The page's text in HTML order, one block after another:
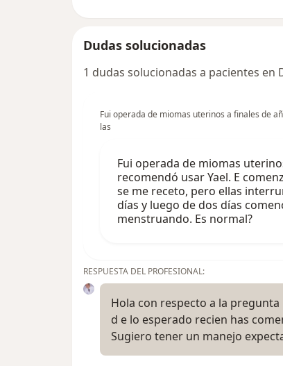
Dudas solucionadas
1 dudas solucionadas a pacientes en
Fui operada de miomas uterinos a finales de
las
Fui operada de miomas
recomendó usar Yael. E
se me receto, pero ellas
días y luego de dos días
menstruando. Es normal?
RESPUESTA DEL PROFESIONAL:
Hola con respecto a la
d e lo esperado recien has
Sugiero tener un manejo